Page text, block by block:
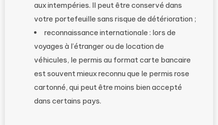
aux intempéries. Il peut être conservé dans
votre portefeuille sans risque de détérioration ;
reconnaissance internationale : lors de
voyages à l’étranger ou de location de
véhicules, le permis au format carte bancaire
est souvent mieux reconnu que le permis rose
cartonné, qui peut être moins bien accepté
dans certains pays.